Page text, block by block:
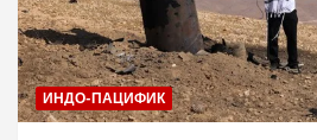
ИНДО-ПАЦИФИК